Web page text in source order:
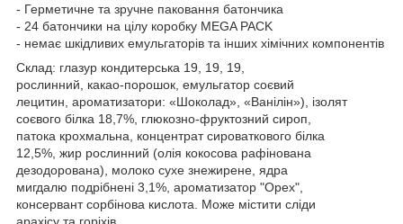
- Герметичне та зручне паковання батончика
- 24 батончики на цілу коробку MEGA PACK
- немає шкідливих емульгаторів та інших хімічних компонентів
Склад: глазур кондитерська 19, 19, 19,
рослинний, какао-порошок, емульгатор соєвий
лецитин, ароматизатори: «Шоколад», «Ванілін»), ізолят
соєвого білка 18,7%, глюкозно-фруктозний сироп,
патока крохмальна, концентрат сироваткового білка
12,5%, жир рослинний (олія кокосова рафінована
дезодорована), молоко сухе знежирене, ядра
мигдалю подрібнені 3,1%, ароматизатор "Орех",
консервант сорбінова кислота. Може містити сліди
арахісу та горіхів.